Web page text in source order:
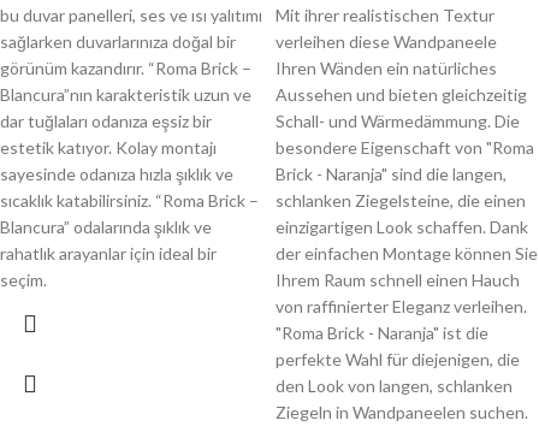
bu duvar panelleri, ses ve ısı yalıtımı
sağlarken duvarlarınıza doğal bir
görünüm kazandırır. “Roma Brick –
Blancura”nın karakteristik uzun ve
dar tuğlaları odanıza eşsiz bir
estetik katıyor. Kolay montajı
sayesinde odanıza hızla şıklık ve
sıcaklık katabilirsiniz. “Roma Brick –
Blancura” odalarında şıklık ve
rahatlık arayanlar için ideal bir
seçim.
Mit ihrer realistischen Textur
verleihen diese Wandpaneele
Ihren Wänden ein natürliches
Aussehen und bieten gleichzeitig
Schall- und Wärmedämmung. Die
besondere Eigenschaft von "Roma
Brick - Naranja" sind die langen,
schlanken Ziegelsteine, die einen
einzigartigen Look schaffen. Dank
der einfachen Montage können Sie
Ihrem Raum schnell einen Hauch
von raffinierter Eleganz verleihen.
"Roma Brick - Naranja" ist die
perfekte Wahl für diejenigen, die
den Look von langen, schlanken
Ziegeln in Wandpaneelen suchen.